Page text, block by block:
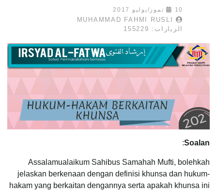
10 تموز/يوليو 2017
MUHAMMAD FAHMI RUSLI
الزيارات: 155229
Soalan
:
Assalamualaikum Sahibus Samahah Mufti, bolehkah
jelaskan berkenaan dengan definisi khunsa dan hukum-
hakam yang berkaitan dengannya serta apakah khunsa ini